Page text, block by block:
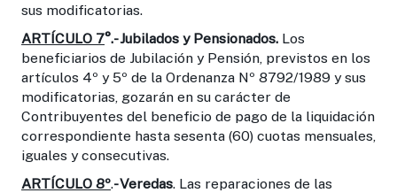
sus modificatorias.
ARTÍCULO 7°.- Jubilados y Pensionados. Los
beneficiarios de Jubilación y Pensión, previstos en los
artículos 4º y 5º de la Ordenanza Nº 8792/1989 y sus
modificatorias, gozarán en su carácter de
Contribuyentes del beneficio de pago de la liquidación
correspondiente hasta sesenta (60) cuotas mensuales,
iguales y consecutivas.
ARTÍCULO 8º.- Veredas. Las reparaciones de las